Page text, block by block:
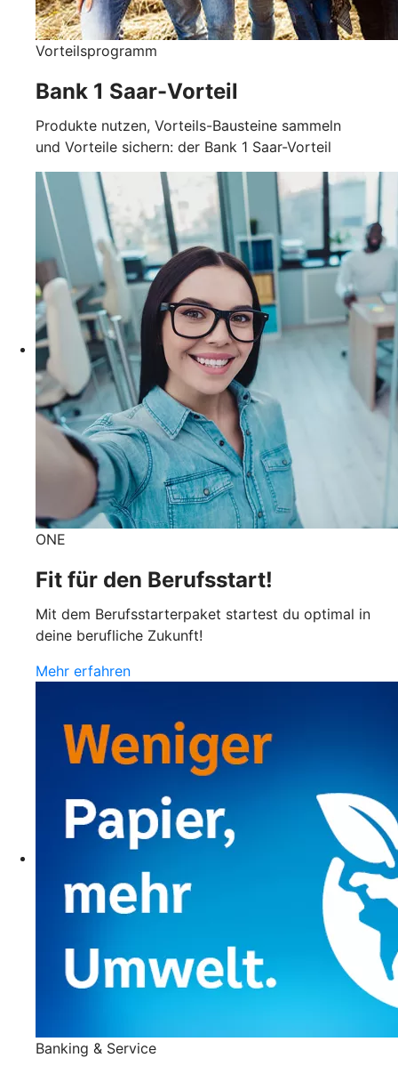
Vorteilsprogramm
Bank 1 Saar-Vorteil
Produkte nutzen, Vorteils-Bausteine sammeln
und Vorteile sichern: der Bank 1 Saar-Vorteil
ONE
Fit für den Berufsstart!
Mit dem Berufsstarterpaket startest du optimal in
deine berufliche Zukunft!
Mehr erfahren
Banking & Service